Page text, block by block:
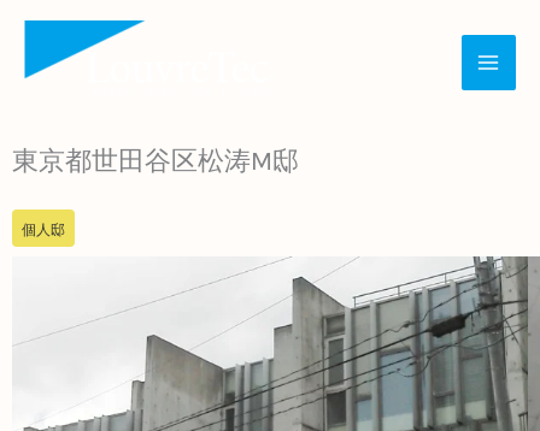
キ
ッ
プ
東京都世田谷区松涛M邸
個人邸